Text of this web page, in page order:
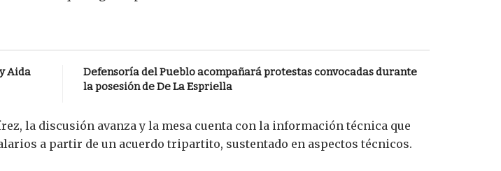
Aida
Defensoría del Pueblo acompañará protestas convocadas durante
la posesión de De La Espriella
la discusión avanza y la mesa cuenta con la información técnica que
a partir de un acuerdo tripartito, sustentado en aspectos técnicos.